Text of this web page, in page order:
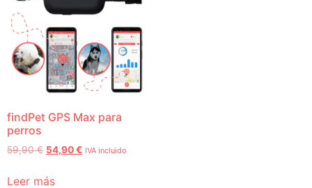
findPet GPS Max para
perros
59,90€ 54,90€ IVA incluido
Leer más